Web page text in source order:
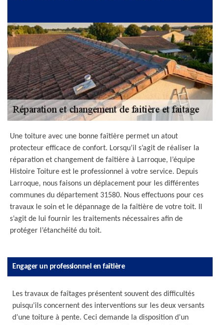
Une toiture avec une bonne faîtière permet un atout
protecteur efficace de confort. Lorsqu’il s’agit de réaliser la
réparation et changement de faîtière à Larroque, l’équipe
Histoire Toiture est le professionnel à votre service. Depuis
Larroque, nous faisons un déplacement pour les différentes
communes du département 31580. Nous effectuons pour ces
travaux le soin et le dépannage de la faîtière de votre toit. Il
s’agit de lui fournir les traitements nécessaires afin de
protéger l’étanchéité du toit.
Engager un professionnel en faîtière
Les travaux de faîtages présentent souvent des difficultés
puisqu’ils concernent des interventions sur les deux versants
d’une toiture à pente. Ceci demande la disposition d’un